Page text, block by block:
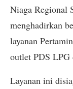
Niaga Regional
menghadirkan
layanan
outlet PDS
Layanan ini